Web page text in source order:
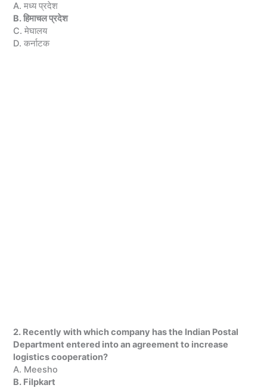
A. मध्य प्रदेश
B. हिमाचल प्रदेश
C. मेघालय
D. कर्नाटक
2. Recently with which company has the Indian Postal
Department entered into an agreement to increase
logistics cooperation?
A. Meesho
B. Filpkart